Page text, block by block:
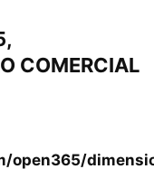
,
COMERCIAL
open365/